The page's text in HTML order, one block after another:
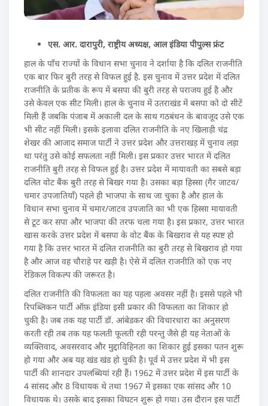
एस. आर. दारापुरी, राष्ट्रीय अध्यक्ष, आल इंडिया पीपुल्स फ्रंट
हाल के पाँच राज्यों के विधान सभा चुनाव ने दर्शाया है कि दलित राजनीति
एक बार फिर बुरी तरह से विफल हुई है. इस चुनाव में उत्तर प्रदेश में दलित
राजनीति के प्रतीक के रूप में बसपा की बुरी तरह से पराजय हुई है और
उसे केवल एक सीट मिली। हाल के चुनाव में उतराखंड में बसपा को दो सीटें
मिली हैं जबकि पंजाब में अकाली दल के साथ गठबंधन के बावजूद उसे एक
भी सीट नहीं मिली। इसके इलावा दलित राजनीति के नए खिलाड़ी चंद्र
शेखर की आजाद समाज पार्टी ने उत्तर प्रदेश और उत्तराखड़ में चुनाव लड़ा
था परंतु उसे कोई सफलता नहीं मिली। इस प्रकार उत्तर भारत में दलित
राजनीति बुरी तरह से विफल हुई है। उत्तर प्रदेश में मायावती का सबसे बड़ा
दलित वोट बैंक बुरी तरह से बिखर गया है। उसका बड़ा हिस्सा (गैर जाटव/
चमार उपजातियाँ) पहले ही भाजपा के साथ जा चुका है और हाल के
विधान सभा चुनाव में चमार/जाटव उपजाति का भी एक हिस्सा मायावती
से टूट कर सपा और भाजपा की तरफ चला गया है। इस प्रकार, उत्तर भारत
खास करके उत्तर प्रदेश में बसपा के वोट बैंक के बिखराव से यह स्पष्ट हो
गया है कि उत्तर भारत में दलित राजनीति का बुरी तरह से बिखराव हो गया
है और आज वह चौराहे पर खड़ी है। ऐसे में दलित राजनीति को एक नए
रेडिकल विकल्प की जरूरत है।
दलित राजनीति की विफलता का यह पहला अवसर नहीं है। इससे पहले भी
रिपब्लिकन पार्टी ऑफ़ इंडिया इसी प्रकार की विफलता का शिकार हो
चुकी है। जब तक यह पार्टी डॉ. आंबेडकर की विचारधारा का अनुसरण
करती रही तब तक यह फलती फूलती रही परन्तु जैसे ही यह नेताओं के
व्यक्तिवाद, अवसरवाद और मुद्दाविहिनता का शिकार हुई इसका पतन शुरू
हो गया और अब यह खंड खंड हो चुकी है। पूर्व में उत्तर प्रदेश में भी इस
पार्टी की शानदार उपलब्धियां रही हैं। 1962 में उत्तर प्रदेश में इस पार्टी के
4 सांसद और 8 विधायक थे तथा 1967 में इसका एक सांसद और 10
विधायक थे। उसके बाद इसका विघटन शुरू हो गया। उस दौरान इस पार्टी